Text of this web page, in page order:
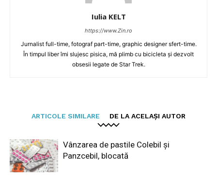
Iulia KELT
https://www.Zin.ro
Jurnalist full-time, fotograf part-time, graphic designer sfert-time.
În timpul liber îmi slujesc pisica, mă plimb cu bicicleta și dezvolt
obsesii legate de Star Trek.
ARTICOLE SIMILARE DE LA ACELAȘI AUTOR
Vânzarea de pastile Colebil și
Panzcebil, blocată